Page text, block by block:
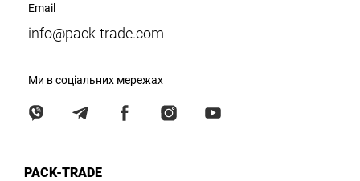
Email
info@pack-trade.com
Ми в соціальних мережах
PACK-TRADE